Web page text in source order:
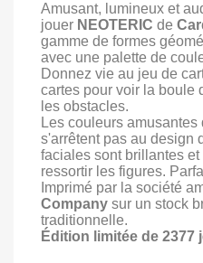
Amusant, lumineux et
jouer NEOTERIC de
gamme de formes
avec une palette de
Donnez vie au jeu de
cartes pour voir la boule
les obstacles.
Les couleurs amusantes
s'arrêtent pas au design
faciales sont brillantes
ressortir les figures.
Imprimé par la société
Company sur un stock
traditionnelle.
Édition limitée de 2377